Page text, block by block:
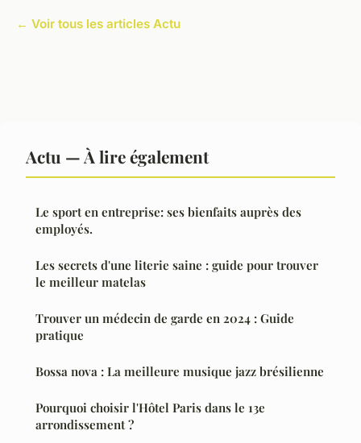
← Voir tous les articles Actu
Actu — À lire également
Le sport en entreprise: ses bienfaits auprès des
employés.
Les secrets d'une literie saine : guide pour trouver
le meilleur matelas
Trouver un médecin de garde en 2024 : Guide
pratique
Bossa nova : La meilleure musique jazz brésilienne
Pourquoi choisir l'Hôtel Paris dans le 13e
arrondissement ?